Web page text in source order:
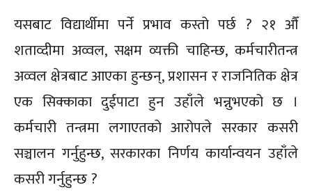
यसबाट विद्यार्थीमा पर्ने प्रभाव कस्तो पर्छ ? २१ औँ
शताव्दीमा अव्वल, सक्षम व्यक्ती चाहिन्छ, कर्मचारीतन्त्र
अव्वल क्षेत्रबाट आएका हुन्छन्, प्रशासन र राजनितिक क्षेत्र
एक सिक्काका दुईपाटा हुन उहाँले भन्नुभएको छ ।
कर्मचारी तन्त्रमा लगाएतको आरोपले सरकार कसरी
सञ्चालन गर्नुहुन्छ, सरकारका निर्णय कार्यान्वयन उहाँले
कसरी गर्नुहुन्छ ?